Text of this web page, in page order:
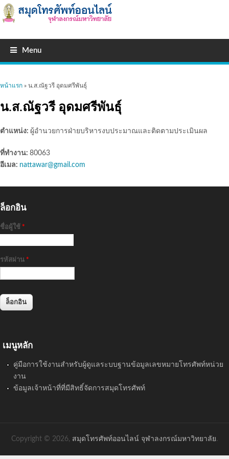
Menu
คุณอยู่ที่นี่
หน้าแรก » น.ส.ณัฐวรี อุดมศรีพันธุ์
น.ส.ณัฐวรี อุดมศรีพันธุ์
ตำแหน่ง: ผู้อำนวยการฝ่ายบริหารงบประมาณและติดตามประเมินผล
ที่ทำงาน: 80063
อีเมล: nattawar@gmail.com
ล็อกอิน
ชื่อผู้ใช้ *
รหัสผ่าน *
เมนูหลัก
คู่มือการใช้งานสำหรับผู้ดูแลระบบฐานข้อมูลเลขหมายโทรศัพท์หน่วย
งาน
ข้อมูลเจ้าหน้าที่ที่มีสิทธิ์จัดการสมุดโทรศัพท์
Copyright © 2026, สมุดโทรศัพท์ออนไลน์ จุฬาลงกรณ์มหาวิทยาลัย.